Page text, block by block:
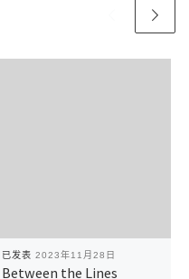
已发表 2023年11月28日
Between the Lines